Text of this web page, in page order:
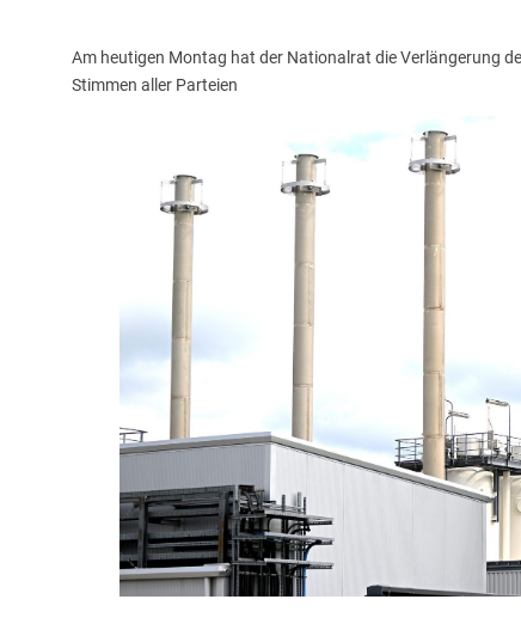
Am heutigen Montag hat der Nationalrat die Verlängerung
Stimmen aller Parteien